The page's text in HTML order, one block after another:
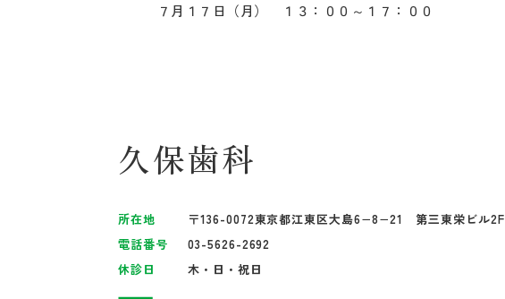
７月１７日（月） １３：００～１７：００
久保歯科
所在地 〒136-0072東京都江東区大島6−8−21第三東栄ビル2F
電話番号
03-5626-2692
休診日
木・日・祝日